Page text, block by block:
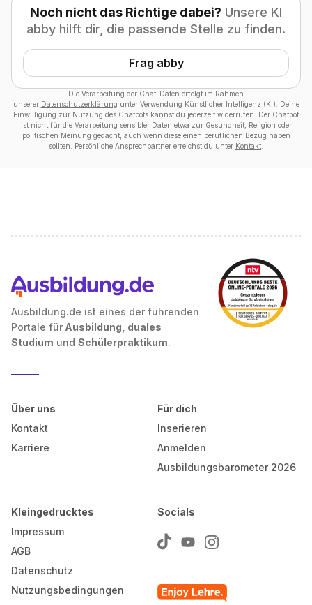
Noch nicht das Richtige dabei? Unsere KI
abby hilft dir, die passende Stelle zu finden.
Frag abby
Die Verarbeitung der Chat-Daten erfolgt im Rahmen
unserer Datenschutzerklärung unter Verwendung Künstlicher Intelligenz (KI). Deine
Einwilligung zur Nutzung des Chatbots kannst du jederzeit widerrufen. Der Chatbot
ist nicht für die Verarbeitung sensibler Daten etwa zur Gesundheit, Religion oder
politischen Meinung gedacht, auch wenn diese einen beruflichen Bezug haben
sollten. Persönliche Ansprechpartner erreichst du unter Kontakt
Ausbildung.de ist eines der führenden
Portale für Ausbildung, duales
Studium und Schülerpraktikum.
Über uns
Kontakt
Karriere
Für dich
Inserieren
Anmelden
Ausbildungsbarometer 2026
Kleingedrucktes
Impressum
AGB
Datenschutz
Nutzungsbedingungen
Socials